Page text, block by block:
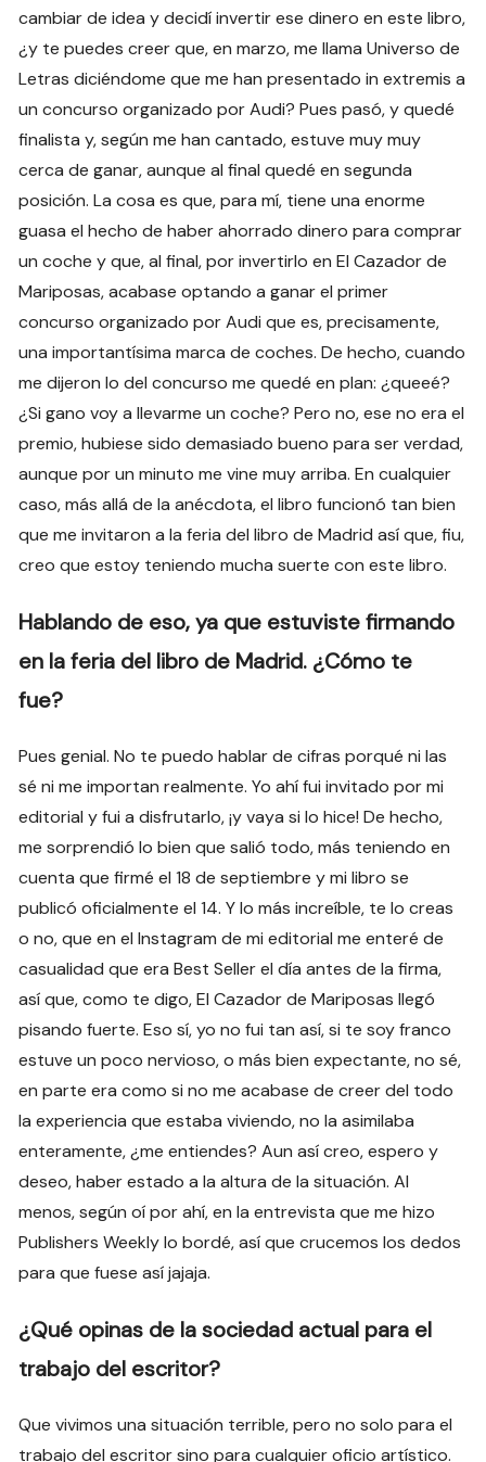
cambiar de idea y decidí invertir ese dinero en este libro,
¿y te puedes creer que, en marzo, me llama Universo de
Letras diciéndome que me han presentado in extremis a
un concurso organizado por Audi? Pues pasó, y quedé
finalista y, según me han cantado, estuve muy muy
cerca de ganar, aunque al final quedé en segunda
posición. La cosa es que, para mí, tiene una enorme
guasa el hecho de haber ahorrado dinero para comprar
un coche y que, al final, por invertirlo en El Cazador de
Mariposas, acabase optando a ganar el primer
concurso organizado por Audi que es, precisamente,
una importantísima marca de coches. De hecho, cuando
me dijeron lo del concurso me quedé en plan: ¿queeé?
¿Si gano voy a llevarme un coche? Pero no, ese no era el
premio, hubiese sido demasiado bueno para ser verdad,
aunque por un minuto me vine muy arriba. En cualquier
caso, más allá de la anécdota, el libro funcionó tan bien
que me invitaron a la feria del libro de Madrid así que, fiu,
creo que estoy teniendo mucha suerte con este libro.
Hablando de eso, ya que estuviste firmando
en la feria del libro de Madrid. ¿Cómo te
fue?
Pues genial. No te puedo hablar de cifras porqué ni las
sé ni me importan realmente. Yo ahí fui invitado por mi
editorial y fui a disfrutarlo, ¡y vaya si lo hice! De hecho,
me sorprendió lo bien que salió todo, más teniendo en
cuenta que firmé el 18 de septiembre y mi libro se
publicó oficialmente el 14. Y lo más increíble, te lo creas
o no, que en el Instagram de mi editorial me enteré de
casualidad que era Best Seller el día antes de la firma,
así que, como te digo, El Cazador de Mariposas llegó
pisando fuerte. Eso sí, yo no fui tan así, si te soy franco
estuve un poco nervioso, o más bien expectante, no sé,
en parte era como si no me acabase de creer del todo
la experiencia que estaba viviendo, no la asimilaba
enteramente, ¿me entiendes? Aun así creo, espero y
deseo, haber estado a la altura de la situación. Al
menos, según oí por ahí, en la entrevista que me hizo
Publishers Weekly lo bordé, así que crucemos los dedos
para que fuese así jajaja.
¿Qué opinas de la sociedad actual para el
trabajo del escritor?
Que vivimos una situación terrible, pero no solo para el
trabajo del escritor sino para cualquier oficio artístico.